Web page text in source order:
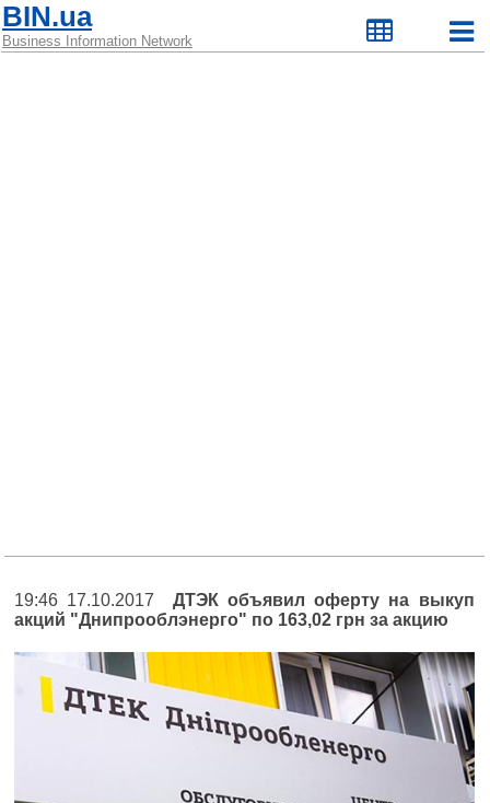
BIN.ua
Business Information Network
19:46 17.10.2017 ДТЭК объявил оферту на выкуп
акций "Днипрооблэнерго" по 163,02 грн за акцию